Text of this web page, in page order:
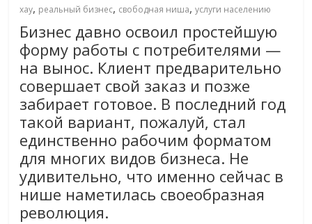
хау, реальный бизнес, свободная ниша,услуги населению
Бизнес давно освоил простейшую
форму работы с потребителями —
на вынос. Клиент предварительно
совершает свой заказ и позже
забирает готовое. В последний год
такой вариант, пожалуй, стал
единственно рабочим форматом
для многих видов бизнеса. Не
удивительно, что именно сейчас в
нише наметилась своеобразная
революция.